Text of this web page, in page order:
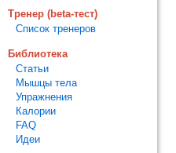
Тренер (beta-тест)
Список тренеров
Библиотека
Статьи
Мышцы тела
Упражнения
Калории
FAQ
Идеи